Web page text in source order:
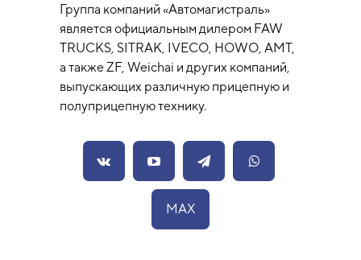
Группа компаний «Автомагистраль»
является официальным дилером FAW
TRUCKS, SITRAK, IVECO, HOWO, AMT,
а также ZF, Weichai и других компаний,
выпускающих различную прицепную и
полуприцепную технику.
MAX